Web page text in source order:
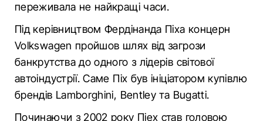
переживала не найкращі часи.
Під керівництвом Фердінанда Піха концерн
Volkswagen пройшов шлях від загрози
банкрутства до одного з лідерів світової
автоіндустрії. Саме Піх був ініціатором купівлю
брендів Lamborghini, Bentley та Bugatti.
Починаючи з 2002 року Піех став головою